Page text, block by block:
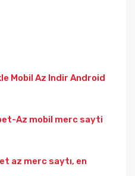
Mobil Az Indir Android
Az mobil merc sayti
az merc saytı, en